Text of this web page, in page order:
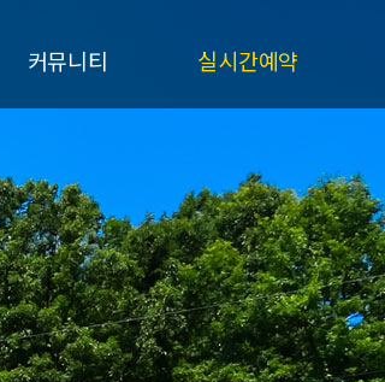
커뮤니티
질문과답변
여행후기
펜션갤러리
실시간예약
예약확인